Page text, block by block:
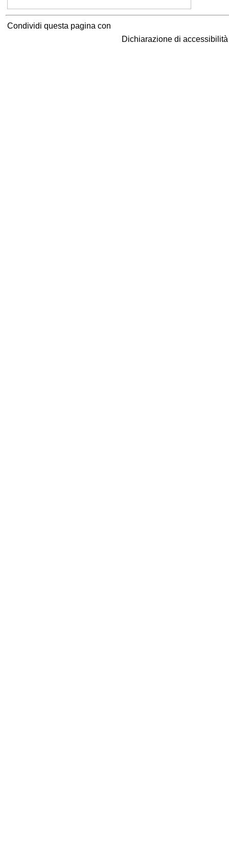
Condividi questa pagina con
Dichiarazione di